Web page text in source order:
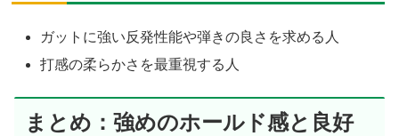
ガットに強い反発性能や弾きの良さを求める人
打感の柔らかさを最重視する人
まとめ：強めのホールド感と良好